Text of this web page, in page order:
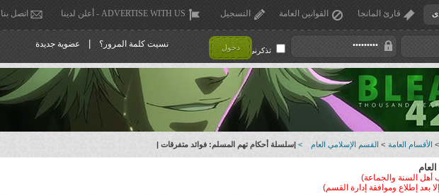
قارئ المانجا القوانين العامة التسجيل ADVERTISE WITH US - أعلن لدينا اتصل بنا
تذكرني ! دخول نسيت كلمة المرور؟ عضوية جديدة
> الأقسام العامة > القسم الإسلامي العام > |سلسلة أحكام تهم المسلم: فوائد متفرقات |
السنة والجماعة)
بعد إطلاع وموافقة إدارة القسم)